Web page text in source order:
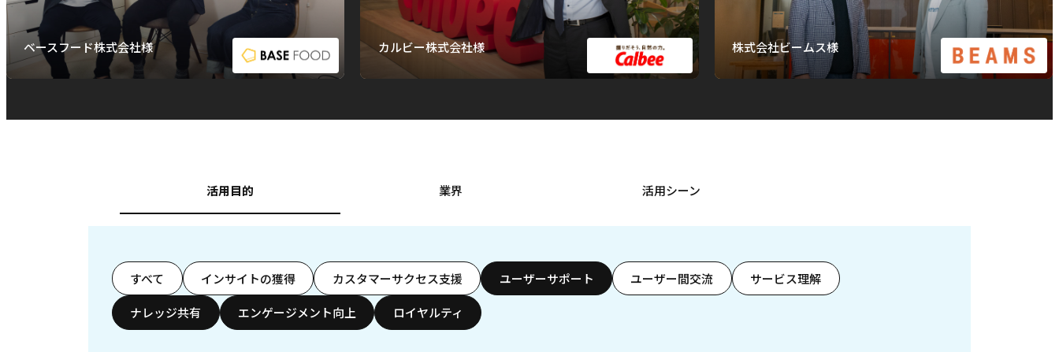
ベースフード株式会社様 カルビー株式会社様 株式会社ビームス様
活用目的 業界 活用シーン
すべて インサイトの獲得 カスタマーサクセス支援 ユーザーサポート ユーザー間交流 サービス理解
ナレッジ共有 エンゲージメント向上 ロイヤルティ